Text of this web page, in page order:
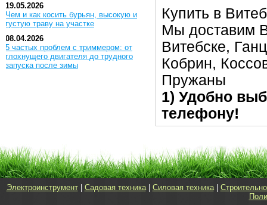
19.05.2026
Чем и как косить бурьян, высокую и
густую траву на участке
08.04.2026
5 частых проблем с триммером: от
глохнущего двигателя до трудного
запуска после зимы
Купить в
Мы доставим
Витебске,
Кобрин,
Пружаны
1) Удобно
телефону!
Электроинструмент| Садовая техника| Силовая техника|